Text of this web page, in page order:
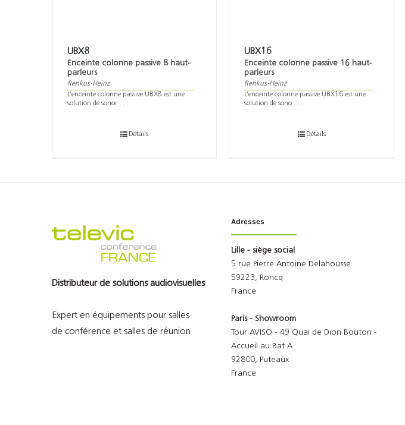
UBX8
Enceinte colonne passive 8 haut-
parleurs
Renkus-Heinz
L’enceinte colonne passive UBX8 est une
solution de sonor . . .
Détails
UBX16
Enceinte colonne passive 16 haut-
parleurs
Renkus-Heinz
L’enceinte colonne passive UBX16 est une
solution de sono . . .
Détails
Distributeur de solutions audiovisuelles
Expert en équipements pour salles
de conférence et salles de réunion
Adresses
Lille - siège social
5 rue Pierre Antoine Delahousse
59223, Roncq
France
Paris - Showroom
Tour AVISO - 49 Quai de Dion Bouton -
Accueil au Bat A
92800, Puteaux
France